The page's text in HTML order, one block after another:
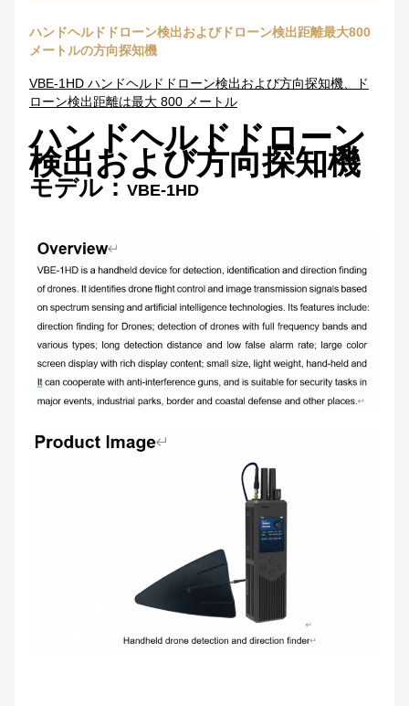
ハンドヘルドドローン検出およびドローン検出距離最大800
メートルの方向探知機
VBE-1HD ハンドヘルドドローン検出および方向探知機、ド
ローン検出距離は最大 800 メートル
ハンドヘルドドローン
検出および方向探知機
モデル： VBE-1HD